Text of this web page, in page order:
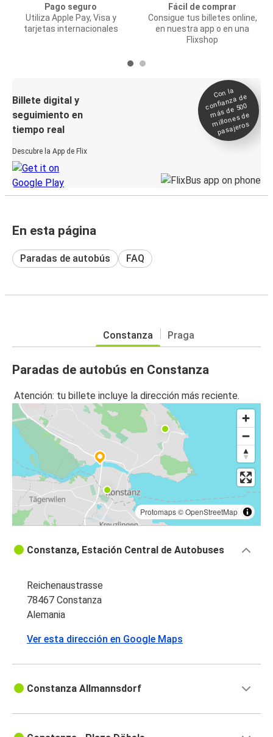
Pago seguro
Utiliza Apple Pay, Visa y
tarjetas internacionales
Fácil de comprar
Consigue tus billetes online,
en nuestra app o en una
Flixshop
Billete digital y
seguimiento en
tiempo real
Descubre la App de Flix
Con la
confianza de
más de 500
millones de
pasajeros
En esta página
Paradas de autobús FAQ
Constanza Praga
Paradas de autobús en Constanza
Atención: tu billete incluye la dirección más reciente.
Protomaps©OpenStreetMap
Constanza, Estación Central de Autobuses
Reichenaustrasse
78467 Constanza
Alemania
Ver esta dirección en Google Maps
Constanza Allmannsdorf